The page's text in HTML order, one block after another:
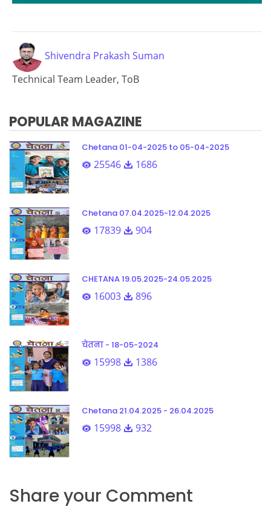
Shivendra Prakash Suman
Technical Team Leader, ToB
POPULAR MAGAZINE
Chetana 01-04-2025 to 05-04-2025
25546 1686
Chetana 07.04.2025-12.04.2025
17839 904
CHETANA 19.05.2025-24.05.2025
16003 896
चेतना - 18-05-2024
15998 1386
Chetana 21.04.2025 - 26.04.2025
15998 932
Share your Comment